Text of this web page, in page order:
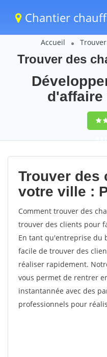
Chantier
Accueil
Trouver des
d'affaire
9,5
Trouver des
votre ville :
Comment trouver des
trouver des clients pour
En tant qu'entreprise du
facile de trouver des
réaliser rapidement.
vous permet de rentrer
instantannée avec des
professionnels pour